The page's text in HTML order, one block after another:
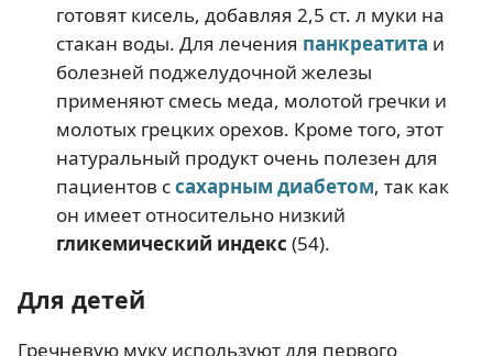
готовят кисель, добавляя 2,5 ст. л муки на
стакан воды. Для лечения панкреатита и
болезней поджелудочной железы
применяют смесь меда, молотой гречки и
молотых грецких орехов. Кроме того, этот
натуральный продукт очень полезен для
пациентов ссахарным диабетом, так как
он имеет относительно низкий
гликемический индекс (54).
Для детей
Гречневую муку используют для первого